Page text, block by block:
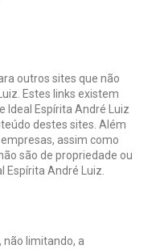
outros sites que não
Estes links existem
Ideal Espírita André Luiz
destes sites. Além
assim como
são de propriedade ou
Espírita André Luiz.
não limitando, a